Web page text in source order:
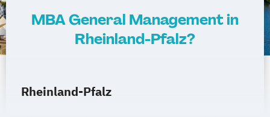
MBA General Management in
Rheinland-Pfalz?
Rheinland-Pfalz